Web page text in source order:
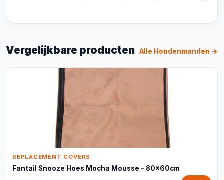
Vergelijkbare producten Alle Hondenmanden →
REPLACEMENT COVERS
Fantail Snooze Hoes Mocha Mousse - 80x60cm